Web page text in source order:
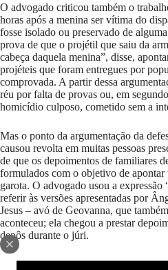
O advogado criticou também o
horas após a menina ser vítima do
fosse isolado ou preservado de
prova de que o projétil que saiu da
cabeça daquela menina”, disse,
projéteis que foram entregues por
comprovada. A partir dessa
réu por falta de provas ou, em
homicídio culposo, cometido sem a
Mas o ponto da argumentação da
causou revolta em muitas pessoas
de que os depoimentos de familiares
formulados com o objetivo de apontar
garota. O advogado usou a
referir às versões apresentadas por
Jesus – avó de Geovanna, que
aconteceu; ela chegou a prestar
depôs durante o júri.
A defesa tentou desacreditar Ângela,